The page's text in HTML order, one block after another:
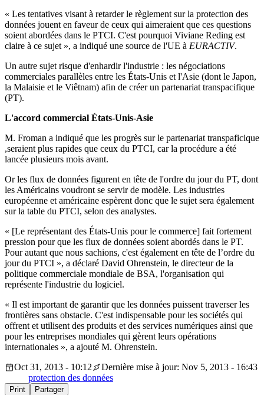
« Les tentatives visant à retarder le règlement sur la protection des
données jouent en faveur de ceux qui aimeraient que ces questions
soient abordées dans le PTCI. C'est pourquoi Viviane Reding est
claire à ce sujet », a indiqué une source de l'UE à EURACTIV.
Un autre sujet risque d'enhardir l'industrie : les négociations
commerciales parallèles entre les États-Unis et l'Asie (dont le Japon,
la Malaisie et le Viêtnam) afin de créer un partenariat transpacifique
(PT).
L'accord commercial États-Unis-Asie
M. Froman a indiqué que les progrès sur le partenariat transpaficique
,seraient plus rapides que ceux du PTCI, car la procédure a été
lancée plusieurs mois avant.
Or les flux de données figurent en tête de l'ordre du jour du PT, dont
les Américains voudront se servir de modèle. Les industries
européenne et américaine espèrent donc que le sujet sera également
sur la table du PTCI, selon des analystes.
« [Le représentant des États-Unis pour le commerce] fait fortement
pression pour que les flux de données soient abordés dans le PT.
Pour autant que nous sachions, c'est également en tête de l’ordre du
jour du PTCI », a déclaré David Ohrenstein, le directeur de la
politique commerciale mondiale de BSA, l'organisation qui
représente l'industrie du logiciel.
« Il est important de garantir que les données puissent traverser les
frontières sans obstacle. C'est indispensable pour les sociétés qui
offrent et utilisent des produits et des services numériques ainsi que
pour les entreprises mondiales qui gèrent leurs opérations
internationales », a ajouté M. Ohrenstein.
Oct 31, 2013 - 10:12
Dernière mise à jour: Nov 5, 2013 - 16:43
protection des données
Print Partager